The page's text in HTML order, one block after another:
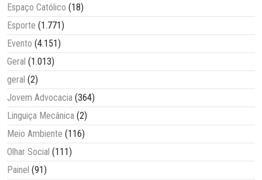
Espaço Católico (18)
Esporte (1.771)
Evento (4.151)
Geral (1.013)
geral (2)
Jovem Advocacia (364)
Linguiça Mecânica (2)
Meio Ambiente (116)
Olhar Social (111)
Painel (91)